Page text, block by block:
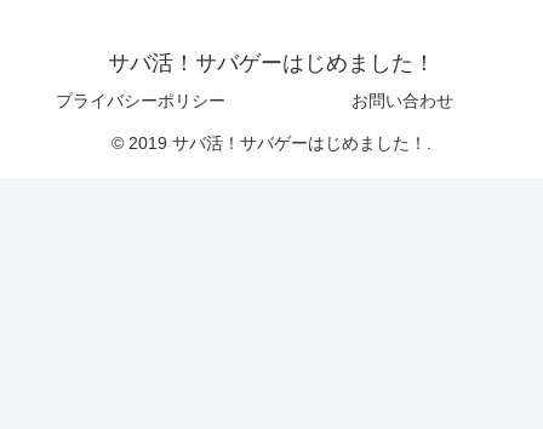
サバ活！サバゲーはじめました！
プライバシーポリシー お問い合わせ
© 2019 サバ活！サバゲーはじめました！.